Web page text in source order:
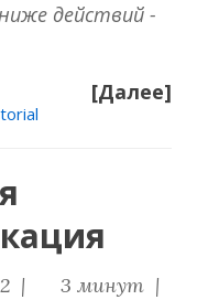
действий -
[Далее]
|
3 минут |